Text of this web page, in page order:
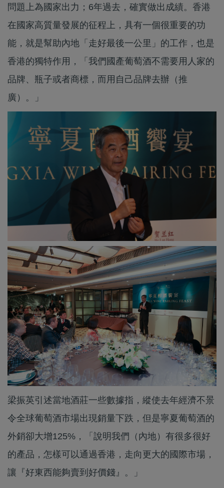
問題上為國家出力；6年過去，確實做出成績。香港
在國家高質量發展的征程上，具有一個很重要的功
能，就是幫助內地「走好最後一公里」的工作，也是
香港的獨特作用，「我們國產葡萄酒不需要用人家的
品牌、瓶子或者商標，而用自己品牌去辦（推
廣）。」
梁振英引述當地酒莊一些數據指，縱使去年經濟不景
令全球葡萄酒市場出現銷量下跌，但是寧夏葡萄酒的
外銷卻大增125%，「說明我們（內地）有很多很好
的產品，怎樣可以通過香港，走向更大的國際市場，
讓『好東西能夠賣到好價錢』。」